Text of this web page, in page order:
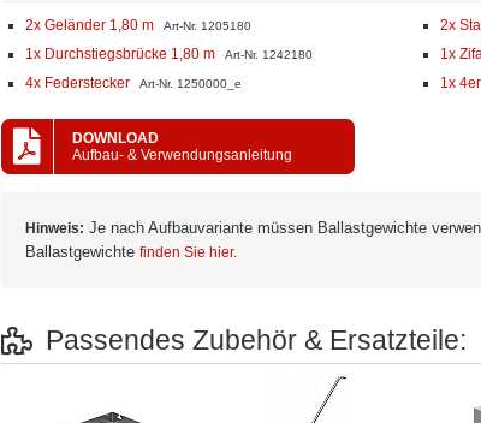
2x Geländer 1,80 m Art-Nr. 1205180
1x Durchstiegsbrücke 1,80 m Art-Nr. 1242180
4x Federstecker Art-Nr. 1250000_e
2x
1x
1x
DOWNLOAD
Aufbau- & Verwendungsanleitung
Hinweis: Je nach Aufbauvariante müssen Ballastgewichte
Ballastgewichte finden Sie hier.
Passendes Zubehör & Ersatzteile: